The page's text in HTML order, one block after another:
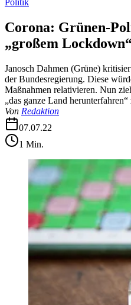
Politik
Corona: Grünen-
„großem
Janosch Dahmen (Grüne)
der Bundesregierung. Diese
Maßnahmen relativieren. Nun
„das ganze Land herunterfahren“
Von Redaktion
07.07.22
1 Min.